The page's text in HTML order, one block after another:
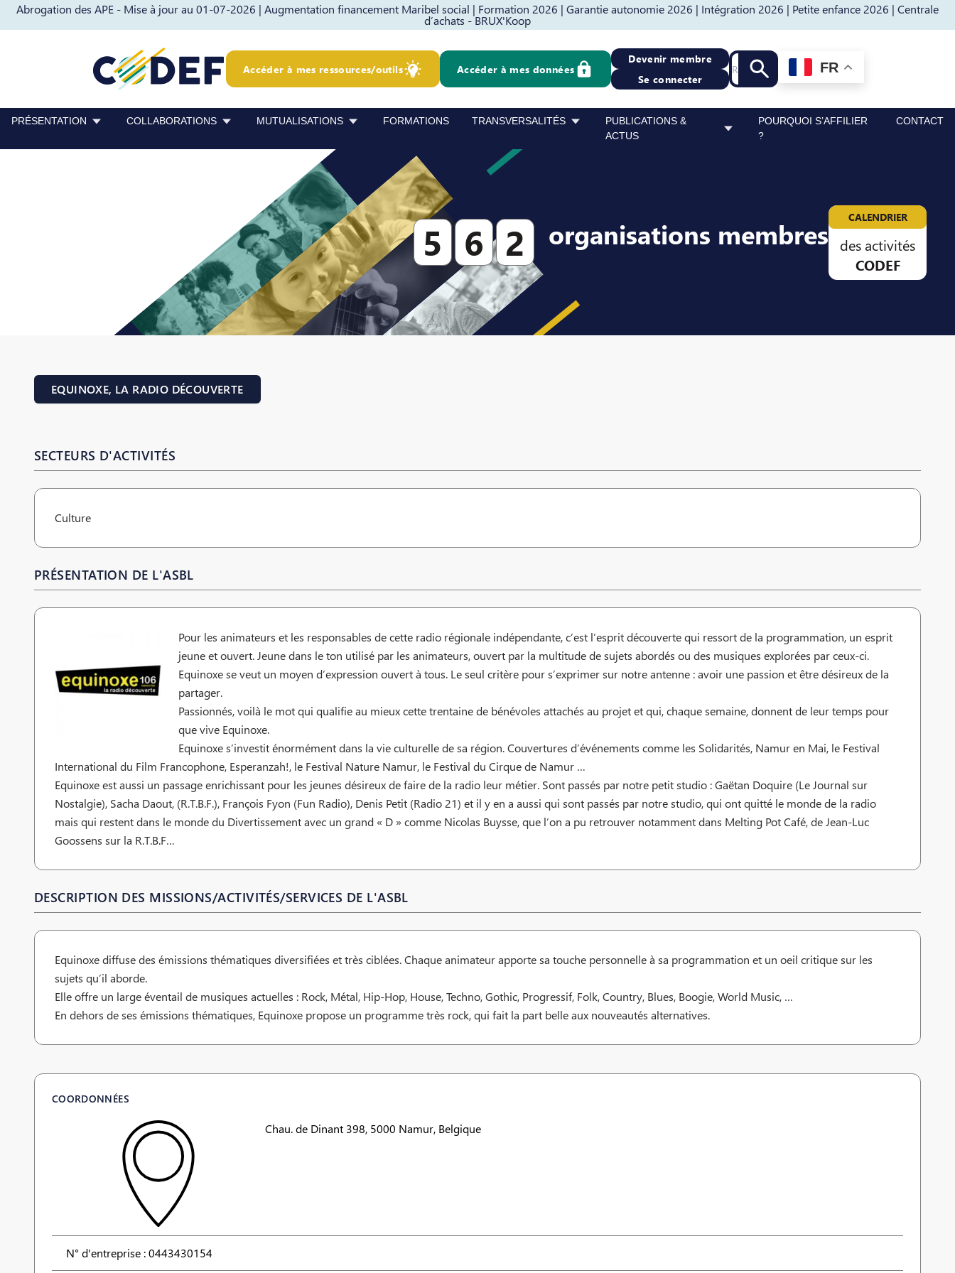
Abrogation des APE - Mise à jour au 01-07-2026 | Augmentation financement Maribel social | Formation 2026 | Garantie autonomie 2026 | Intégration 2026 | Petite enfance 2026 | Centrale
d’achats - BRUX'Koop
Passer au contenu Passer au pied de page
Accéder à mes ressources/outils Accéder à mes données
Devenir membre
Se connecter
Recherche
Lancer la recherche
FR
PRÉSENTATION COLLABORATIONS MUTUALISATIONS FORMATIONS TRANSVERSALITÉS
PUBLICATIONS &
ACTUS
POURQUOI S’AFFILIER
?
CONTACT
5 6 2 organisations membres CALENDRIER
des activités
CODEF
EQUINOXE, LA RADIO DÉCOUVERTE
SECTEURS D'ACTIVITÉS
Culture
PRÉSENTATION DE L'ASBL
Pour les animateurs et les responsables de cette radio régionale indépendante, c’est l’esprit découverte qui ressort de la programmation, un esprit
jeune et ouvert. Jeune dans le ton utilisé par les animateurs, ouvert par la multitude de sujets abordés ou des musiques explorées par ceux-ci.
Equinoxe se veut un moyen d’expression ouvert à tous. Le seul critère pour s’exprimer sur notre antenne : avoir une passion et être désireux de la
partager.
Passionnés, voilà le mot qui qualifie au mieux cette trentaine de bénévoles attachés au projet et qui, chaque semaine, donnent de leur temps pour
que vive Equinoxe.
Equinoxe s’investit énormément dans la vie culturelle de sa région. Couvertures d’événements comme les Solidarités, Namur en Mai, le Festival
International du Film Francophone, Esperanzah!, le Festival Nature Namur, le Festival du Cirque de Namur …
Equinoxe est aussi un passage enrichissant pour les jeunes désireux de faire de la radio leur métier. Sont passés par notre petit studio : Gaëtan Doquire (Le Journal sur
Nostalgie), Sacha Daout, (R.T.B.F.), François Fyon (Fun Radio), Denis Petit (Radio 21) et il y en a aussi qui sont passés par notre studio, qui ont quitté le monde de la radio
mais qui restent dans le monde du Divertissement avec un grand « D » comme Nicolas Buysse, que l’on a pu retrouver notamment dans Melting Pot Café, de Jean-Luc
Goossens sur la R.T.B.F…
DESCRIPTION DES MISSIONS/ACTIVITÉS/SERVICES DE L'ASBL
Equinoxe diffuse des émissions thématiques diversifiées et très ciblées. Chaque animateur apporte sa touche personnelle à sa programmation et un oeil critique sur les
sujets qu’il aborde.
Elle offre un large éventail de musiques actuelles : Rock, Métal, Hip-Hop, House, Techno, Gothic, Progressif, Folk, Country, Blues, Boogie, World Music, …
En dehors de ses émissions thématiques, Equinoxe propose un programme très rock, qui fait la part belle aux nouveautés alternatives.
COORDONNÉES
Chau. de Dinant 398, 5000 Namur, Belgique
N° d'entreprise : 0443430154